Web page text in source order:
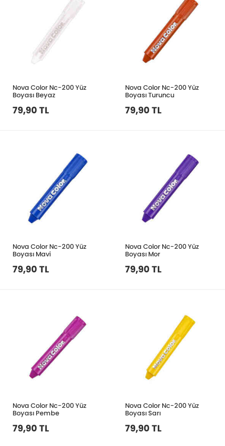
Nova Color Nc-200 Yüz
Boyası Beyaz
79,90 TL
Nova Color Nc-200 Yüz
Boyası Turuncu
79,90 TL
Nova Color Nc-200 Yüz
Boyası Mavi
79,90 TL
Nova Color Nc-200 Yüz
Boyası Mor
79,90 TL
Nova Color Nc-200 Yüz
Boyası Pembe
79,90 TL
Nova Color Nc-200 Yüz
Boyası Sarı
79,90 TL